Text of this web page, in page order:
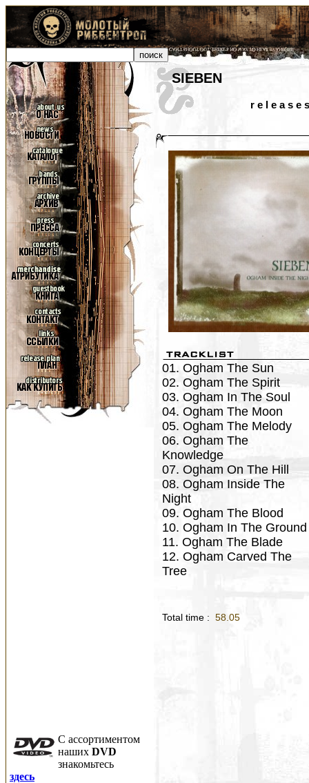
C ассортиментом
наших DVD
знакомьтесь
здесь
SIEBEN
r e l e a s e s
01. Ogham The Sun
02. Ogham The Spirit
03. Ogham In The Soul
04. Ogham The Moon
05. Ogham The Melody
06. Ogham The
Knowledge
07. Ogham On The Hill
08. Ogham Inside The
Night
09. Ogham The Blood
10. Ogham In The Ground
11. Ogham The Blade
12. Ogham Carved The
Tree
Total time : 58.05